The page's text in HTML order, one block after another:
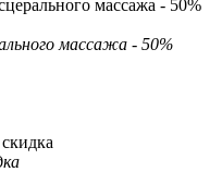
массажа - 50%